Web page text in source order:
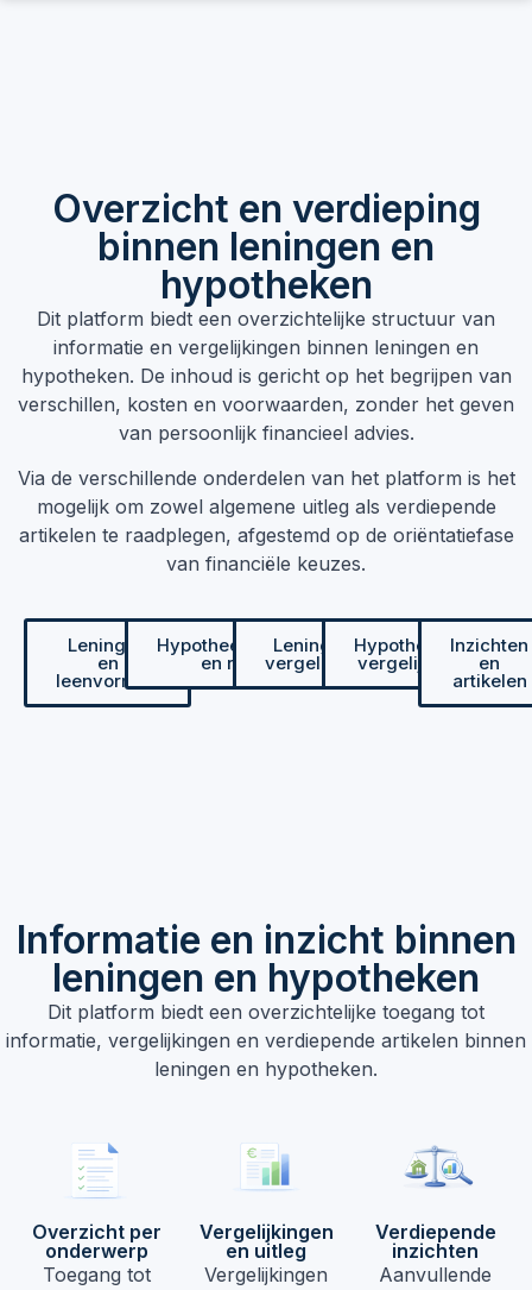
Overzicht en verdieping
binnen leningen en
hypotheken
Dit platform biedt een overzichtelijke structuur van
informatie en vergelijkingen binnen leningen en
hypotheken. De inhoud is gericht op het begrijpen van
verschillen, kosten en voorwaarden, zonder het geven
van persoonlijk financieel advies.
Via de verschillende onderdelen van het platform is het
mogelijk om zowel algemene uitleg als verdiepende
artikelen te raadplegen, afgestemd op de oriëntatiefase
van financiële keuzes.
Leningen
en
leenvormen
Hypotheekvormen
en rente
Leningen
vergelijken
Hypotheken
vergelijken
Inzichten
en
artikelen
Informatie en inzicht binnen
leningen en hypotheken
Dit platform biedt een overzichtelijke toegang tot
informatie, vergelijkingen en verdiepende artikelen binnen
leningen en hypotheken.
Overzicht per
onderwerp
Toegang tot
Vergelijkingen
en uitleg
Vergelijkingen
Verdiepende
inzichten
Aanvullende